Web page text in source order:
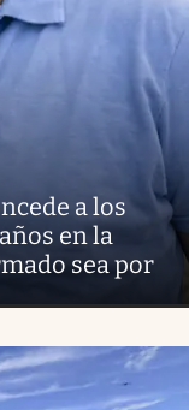
a los
en la
sea por